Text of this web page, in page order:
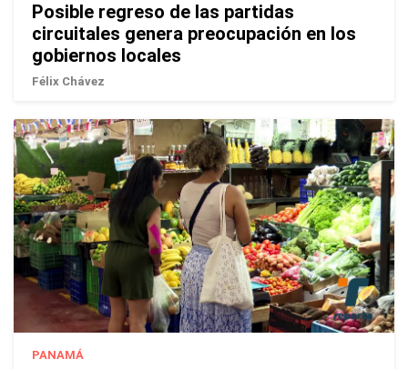
Posible regreso de las partidas
circuitales genera preocupación en los
gobiernos locales
Félix Chávez
PANAMÁ